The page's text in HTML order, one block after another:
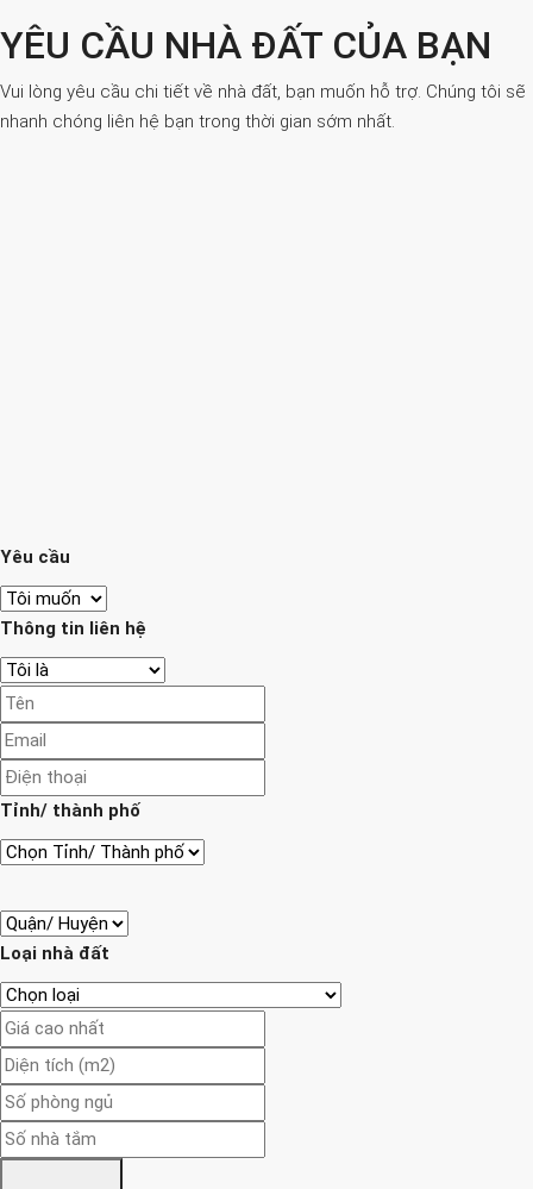
YÊU CẦU NHÀ ĐẤT CỦA BẠN
Vui lòng yêu cầu chi tiết về nhà đất, bạn muốn hỗ trợ. Chúng tôi sẽ
nhanh chóng liên hệ bạn trong thời gian sớm nhất.
Yêu cầu
Thông tin liên hệ
Tỉnh/ thành phố
Loại nhà đất